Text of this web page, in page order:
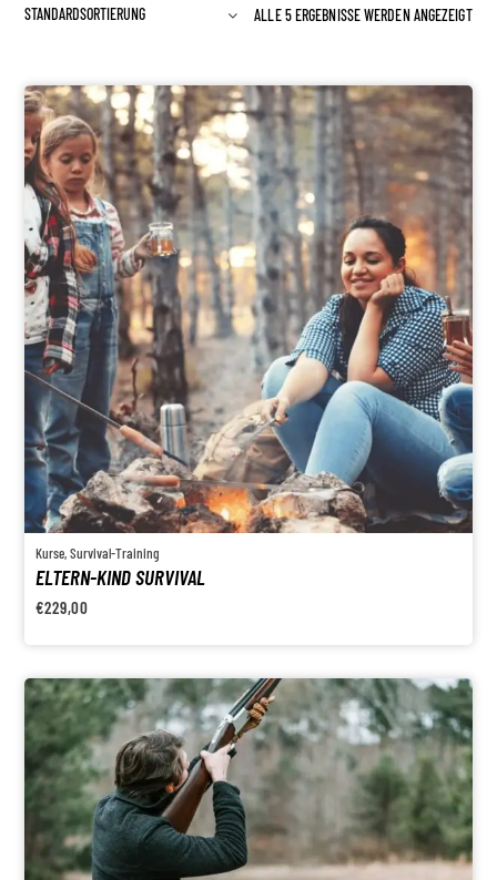
ALLE 5 ERGEBNISSE WERDEN ANGEZEIGT
Kurse,Survival-Training
ELTERN-KIND SURVIVAL
€229,00